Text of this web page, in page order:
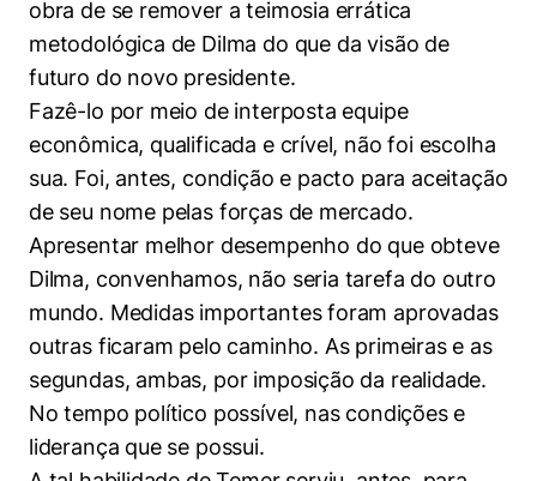
obra de se remover a teimosia errática
metodológica de Dilma do que da visão de
futuro do novo presidente.
Fazê-lo por meio de interposta equipe
econômica, qualificada e crível, não foi escolha
sua. Foi, antes, condição e pacto para aceitação
de seu nome pelas forças de mercado.
Apresentar melhor desempenho do que obteve
Dilma, convenhamos, não seria tarefa do outro
mundo. Medidas importantes foram aprovadas
outras ficaram pelo caminho. As primeiras e as
segundas, ambas, por imposição da realidade.
No tempo político possível, nas condições e
liderança que se possui.